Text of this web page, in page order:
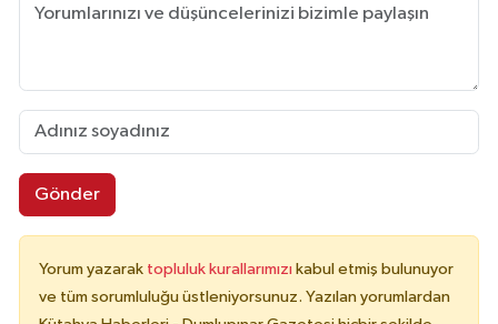
Gönder
Yorum yazarak topluluk kurallarımızı kabul etmiş bulunuyor
ve tüm sorumluluğu üstleniyorsunuz. Yazılan yorumlardan